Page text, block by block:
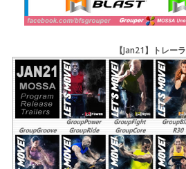
【Jan21】トレー